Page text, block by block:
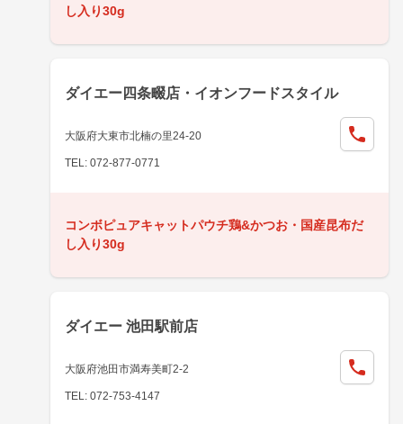
し入り30g
ダイエー四条畷店・イオンフードスタイル
大阪府大東市北楠の里24-20
TEL: 072-877-0771
コンボピュアキャットパウチ鶏&かつお・国産昆布だ
し入り30g
ダイエー 池田駅前店
大阪府池田市満寿美町2-2
TEL: 072-753-4147